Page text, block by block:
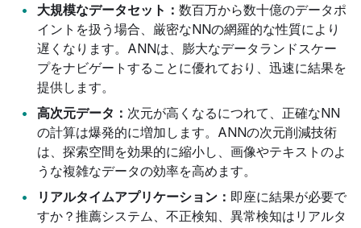
大規模なデータセット： 数百万から数十億のデータポ
イントを扱う場合、厳密なNNの網羅的な性質により
遅くなります。ANNは、膨大なデータランドスケー
プをナビゲートすることに優れており、迅速に結果を
提供します。
高次元データ： 次元が高くなるにつれて、正確なNN
の計算は爆発的に増加します。ANNの次元削減技術
は、探索空間を効果的に縮小し、画像やテキストのよ
うな複雑なデータの効率を高めます。
リアルタイムアプリケーション： 即座に結果が必要で
すか？推薦システム、不正検知、異常検知はリアルタ